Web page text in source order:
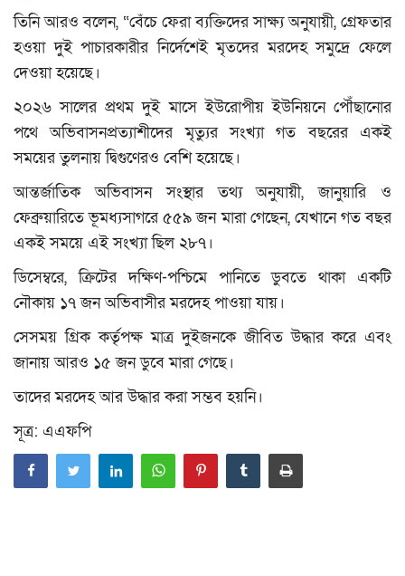
তিনি আরও বলেন, “বেঁচে ফেরা ব্যক্তিদের সাক্ষ্য অনুযায়ী, গ্রেফতার
হওয়া দুই পাচারকারীর নির্দেশেই মৃতদের মরদেহ সমুদ্রে ফেলে
দেওয়া হয়েছে।
২০২৬ সালের প্রথম দুই মাসে ইউরোপীয় ইউনিয়নে পৌঁছানোর
পথে অভিবাসনপ্রত্যাশীদের মৃত্যুর সংখ্যা গত বছরের একই
সময়ের তুলনায় দ্বিগুণেরও বেশি হয়েছে।
আন্তর্জাতিক অভিবাসন সংস্থার তথ্য অনুযায়ী, জানুয়ারি ও
ফেব্রুয়ারিতে ভূমধ্যসাগরে ৫৫৯ জন মারা গেছেন, যেখানে গত বছর
একই সময়ে এই সংখ্যা ছিল ২৮৭।
ডিসেম্বরে, ক্রিটের দক্ষিণ-পশ্চিমে পানিতে ডুবতে থাকা একটি
নৌকায় ১৭ জন অভিবাসীর মরদেহ পাওয়া যায়।
সেসময় গ্রিক কর্তৃপক্ষ মাত্র দুইজনকে জীবিত উদ্ধার করে এবং
জানায় আরও ১৫ জন ডুবে মারা গেছে।
তাদের মরদেহ আর উদ্ধার করা সম্ভব হয়নি।
সূত্র: এএফপি